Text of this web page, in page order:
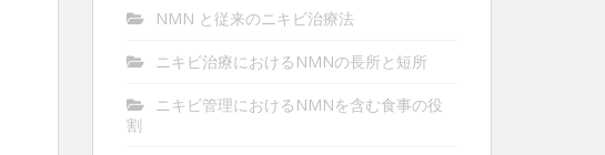
NMN と従来のニキビ治療法
ニキビ治療におけるNMNの長所と短所
ニキビ管理におけるNMNを含む食事の役
割